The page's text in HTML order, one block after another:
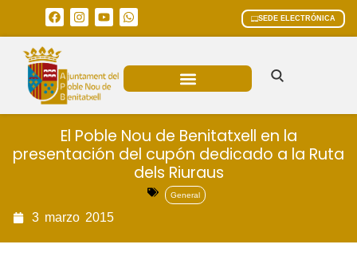
SEDE ELECTRÓNICA
El Poble Nou de Benitatxell en la
presentación del cupón dedicado a la Ruta
dels Riuraus
General
3 marzo 2015